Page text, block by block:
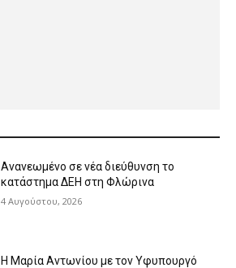
Ανανεωμένο σε νέα διεύθυνση το
κατάστημα ΔΕΗ στη Φλώρινα
4 Αυγούστου, 2026
Η Μαρία Αντωνίου με τον Υφυπουργό